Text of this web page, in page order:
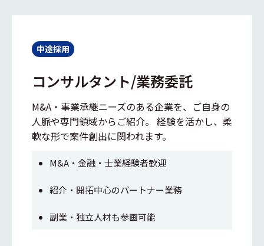
中途採用
コンサルタント/業務委託
M&A・事業承継ニーズのある企業を、ご自身の
人脈や専門領域からご紹介。 経験を活かし、柔
軟な形で案件創出に関われます。
M&A・金融・士業経験者歓迎
紹介・開拓中心のパートナー業務
副業・独立人材も参画可能